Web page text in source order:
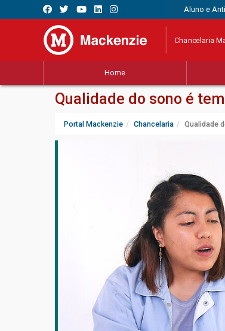
Aluno e
Chancelaria
Home
Qualidade do sono é
Portal Mackenzie Chancelaria Qualidade